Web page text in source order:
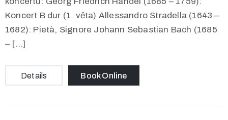
Koncert B dur (1. věta) Allessandro Stradella (1643 –
1682): Pietà, Signore Johann Sebastian Bach (1685
– […]
Details Book Online